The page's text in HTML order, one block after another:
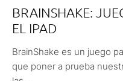
BRAINSHAKE:
EL IPAD
BrainShake es un juego
que poner a prueba